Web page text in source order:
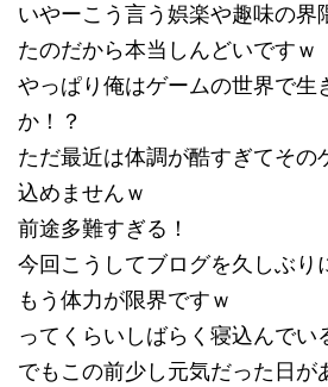
いやーこう言う娯楽や趣味の界
たのだから本当しんどいですｗ
やっぱり俺はゲームの世界で生
か！？
ただ最近は体調が酷すぎてその
込めませんｗ
前途多難すぎる！
今回こうしてブログを久しぶり
もう体力が限界ですｗ
ってくらいしばらく寝込んでい
でもこの前少し元気だった日が